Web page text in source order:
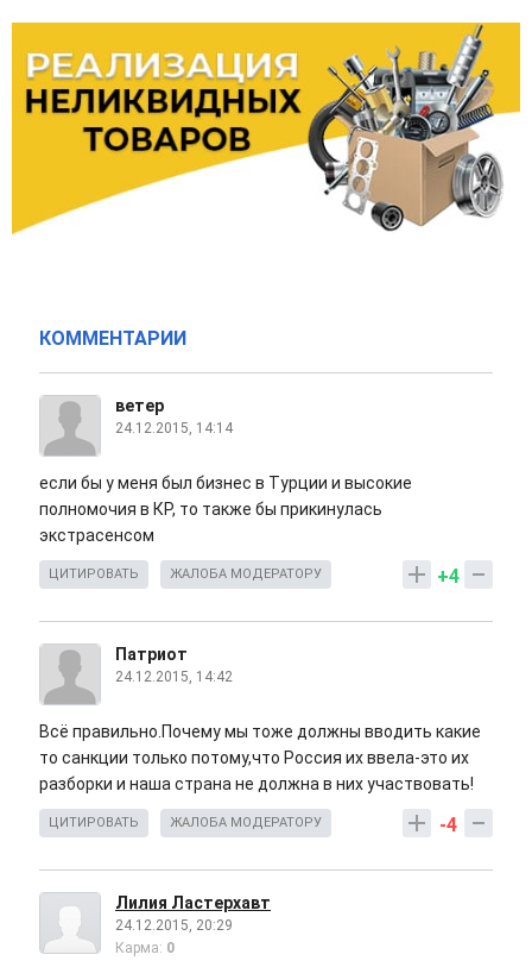
КОММЕНТАРИИ
ветер
24.12.2015, 14:14
если бы у меня был бизнес в Турции и высокие
полномочия в КР, то также бы прикинулась
экстрасенсом
+4
ЦИТИРОВАТЬ ЖАЛОБА МОДЕРАТОРУ
Патриот
24.12.2015, 14:42
Всё правильно.Почему мы тоже должны вводить какие
то санкции только потому,что Россия их ввела-это их
разборки и наша страна не должна в них участвовать!
-4
ЦИТИРОВАТЬ ЖАЛОБА МОДЕРАТОРУ
Лилия Ластерхавт
24.12.2015, 20:29
Карма: 0